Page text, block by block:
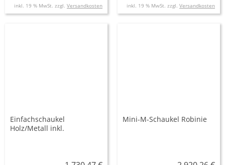
inkl. 19 % MwSt. zzgl. Versandkosten inkl. 19 % MwSt. zzgl. Versandkosten
Einfachschaukel
Holz/Metall inkl.
Mini-M-Schaukel Robinie